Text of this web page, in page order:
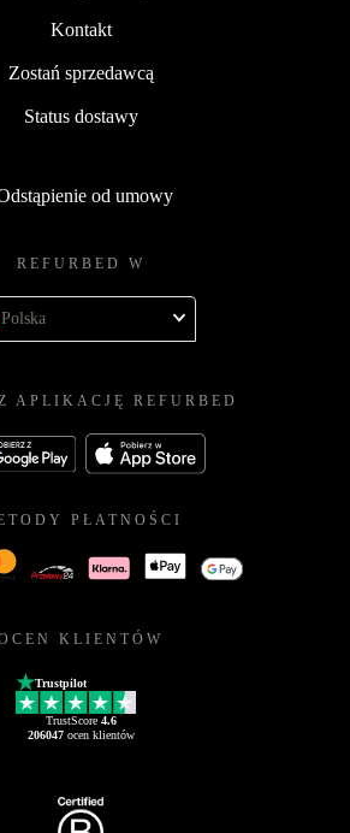
Kontakt
Zostań sprzedawcą
Status dostawy
od umowy
REFURBED W
Polska
APLIKACJĘ REFURBED
PŁATNOŚCI
KLIENTÓW
Trustpilot
TrustScore 4.6
206047ocen klientów